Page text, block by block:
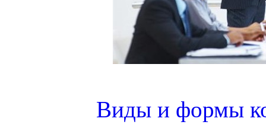
Виды и формы